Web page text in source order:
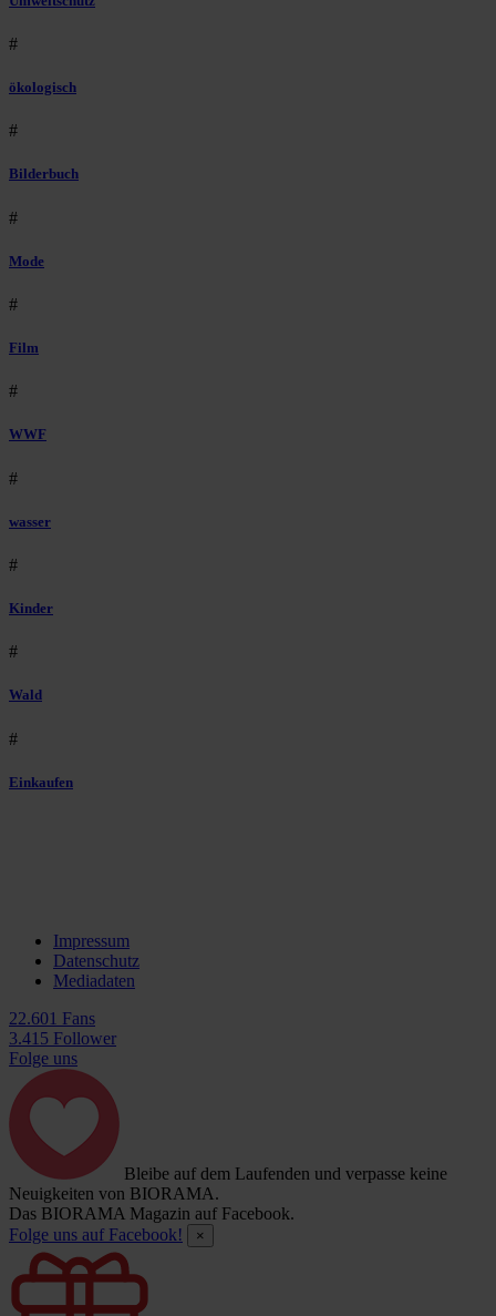
#
ökologisch
#
Bilderbuch
#
Mode
#
Film
#
WWF
#
wasser
#
Kinder
#
Wald
#
Einkaufen
Impressum
Datenschutz
Mediadaten
22.601 Fans
3.415 Follower
Folge uns
Bleibe auf dem Laufenden und verpasse keine
Neuigkeiten von BIORAMA.
Das BIORAMA Magazin auf Facebook.
Folge uns auf Facebook!
×